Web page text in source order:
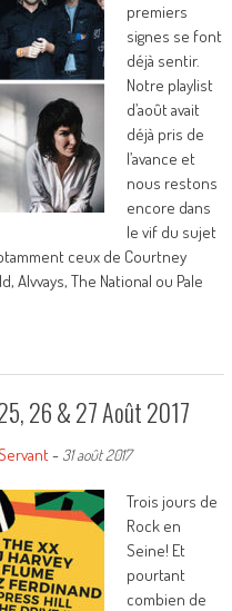
premiers
signes se font
déjà sentir.
Notre playlist
d’août avait
déjà pris de
l’avance et
nous restons
encore dans
le vif du sujet
ceux de Courtney
Alvvays, The National ou Pale
26 & 27 Août 2017
- 31 août 2017
Trois jours de
Rock en
Seine! Et
pourtant
combien de